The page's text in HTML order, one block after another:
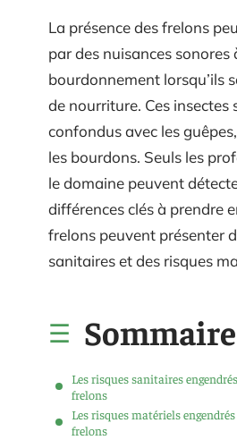
La présence des frelons
par des nuisances sonores
bourdonnement lorsqu’ils
de nourriture. Ces insectes
confondus avec les
les bourdons. Seuls les
le domaine peuvent
différences clés à prendre
frelons peuvent présenter
sanitaires et des risques
Sommaire
Les risques sanitaires
frelons
Les risques matériels
frelons